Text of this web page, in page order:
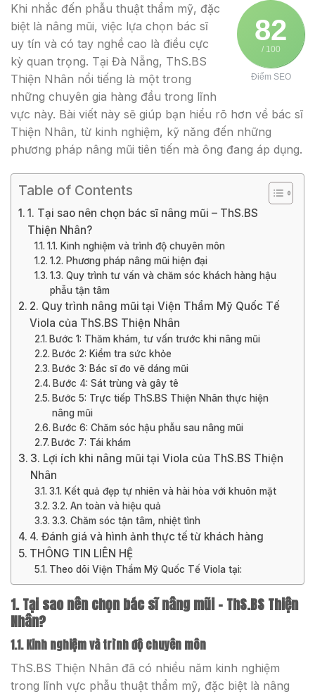
82
/ 100
Điểm SEO
Khi nhắc đến phẫu thuật thẩm mỹ, đặc
biệt là nâng mũi, việc lựa chọn bác sĩ
uy tín và có tay nghề cao là điều cực
kỳ quan trọng. Tại Đà Nẵng, ThS.BS
Thiện Nhân nổi tiếng là một trong
những chuyên gia hàng đầu trong lĩnh
vực này. Bài viết này sẽ giúp bạn hiểu rõ hơn về bác sĩ
Thiện Nhân, từ kinh nghiệm, kỹ năng đến những
phương pháp nâng mũi tiên tiến mà ông đang áp dụng.
Table of Contents
1. Tại sao nên chọn bác sĩ nâng mũi – ThS.BS
Thiện Nhân?
1.1. Kinh nghiệm và trình độ chuyên môn
1.2. Phương pháp nâng mũi hiện đại
1.3. Quy trình tư vấn và chăm sóc khách hàng hậu
phẫu tận tâm
2. Quy trình nâng mũi tại Viện Thẩm Mỹ Quốc Tế
Viola của ThS.BS Thiện Nhân
Bước 1: Thăm khám, tư vấn trước khi nâng mũi
Bước 2: Kiểm tra sức khỏe
Bước 3: Bác sĩ đo vẽ dáng mũi
Bước 4: Sát trùng và gây tê
Bước 5: Trực tiếp ThS.BS Thiện Nhân thực hiện
nâng mũi
Bước 6: Chăm sóc hậu phẫu sau nâng mũi
Bước 7: Tái khám
3. Lợi ích khi nâng mũi tại Viola của ThS.BS Thiện
Nhân
3.1. Kết quả đẹp tự nhiên và hài hòa với khuôn mặt
3.2. An toàn và hiệu quả
3.3. Chăm sóc tận tâm, nhiệt tình
4. Đánh giá và hình ảnh thực tế từ khách hàng
THÔNG TIN LIÊN HỆ
Theo dõi Viện Thẩm Mỹ Quốc Tế Viola tại:
1. Tại sao nên chọn bác sĩ nâng mũi – ThS.BS Thiện
Nhân?
1.1. Kinh nghiệm và trình độ chuyên môn
ThS.BS Thiện Nhân đã có nhiều năm kinh nghiệm
trong lĩnh vực phẫu thuật thẩm mỹ, đặc biệt là nâng